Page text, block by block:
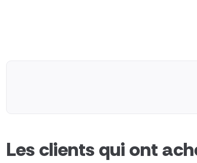
Les clients qui ont